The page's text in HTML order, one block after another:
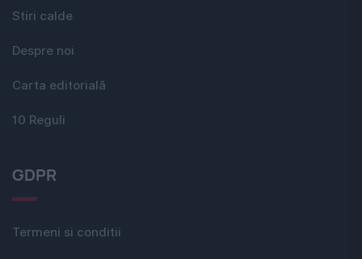
Stiri calde
Despre noi
Carta editorială
10 Reguli
GDPR
Termeni si conditii